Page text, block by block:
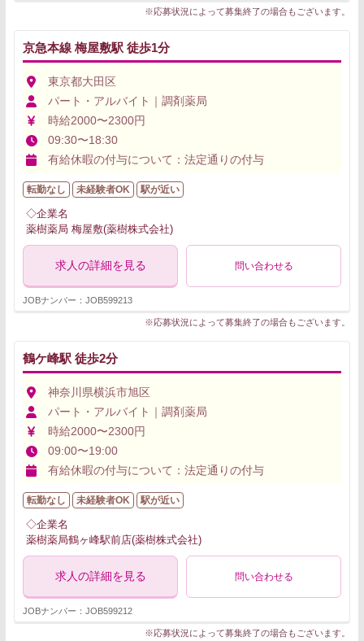
※応募状況によって募集終了の場合もございます。
京急本線 梅屋敷駅 徒歩1分
東京都大田区
パート・アルバイト｜調剤薬局
時給2000〜2300円
09:30〜18:30
有給休暇の付与について：法定通りの付与
転勤なし 未経験者OK 駅が近い
◇企業名
薬樹薬局 梅屋敷(薬樹株式会社)
求人の詳細を見る 問い合わせる
JOBナンバー：JOB599213
※応募状況によって募集終了の場合もございます。
鶴ケ峰駅 徒歩2分
神奈川県横浜市旭区
パート・アルバイト｜調剤薬局
時給2000〜2300円
09:00〜19:00
有給休暇の付与について：法定通りの付与
転勤なし 未経験者OK 駅が近い
◇企業名
薬樹薬局鶴ヶ峰駅前店(薬樹株式会社)
求人の詳細を見る 問い合わせる
JOBナンバー：JOB599212
※応募状況によって募集終了の場合もございます。